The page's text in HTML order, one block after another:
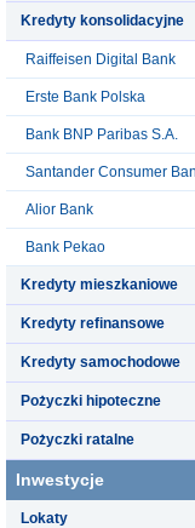
Kredyty konsolidacyjne
Raiffeisen Digital Bank
Erste Bank Polska
Bank BNP Paribas S.A.
Santander Consumer
Alior Bank
Bank Pekao
Kredyty mieszkaniowe
Kredyty refinansowe
Kredyty samochodowe
Pożyczki hipoteczne
Pożyczki ratalne
Inwestycje
Lokaty